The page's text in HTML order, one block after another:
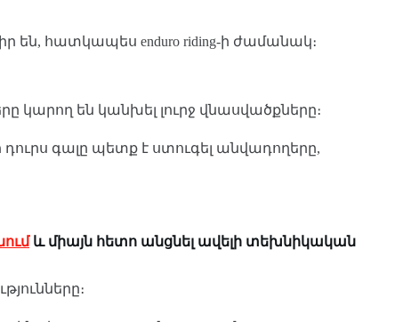
են, հատկապես enduro riding-ի ժամանակ։
են կանխել լուրջ վնասվածքները։
գալը պետք է ստուգել անվադողերը,
և միայն հետո անցնել ավելի տեխնիկական